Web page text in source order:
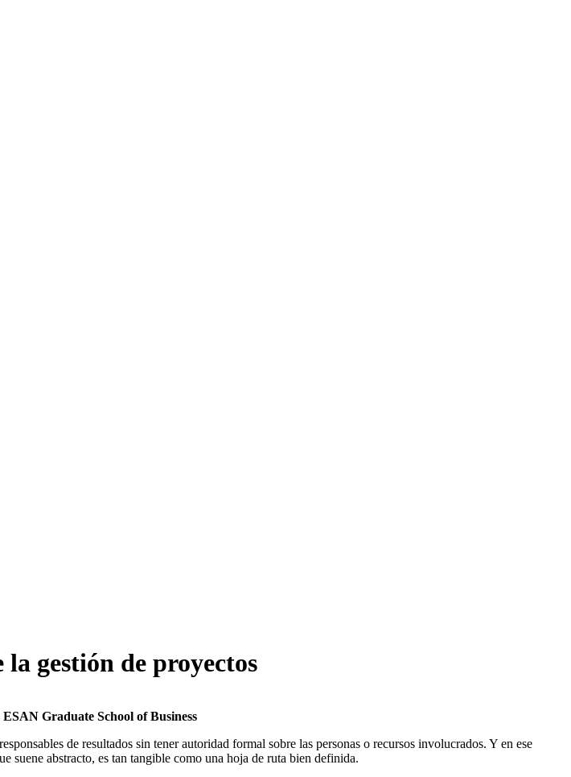
gestión de proyectos
Graduate School of Business
de resultados sin tener autoridad formal sobre las personas o recursos involucrados. Y en ese
suene abstracto, es tan tangible como una hoja de ruta bien definida.